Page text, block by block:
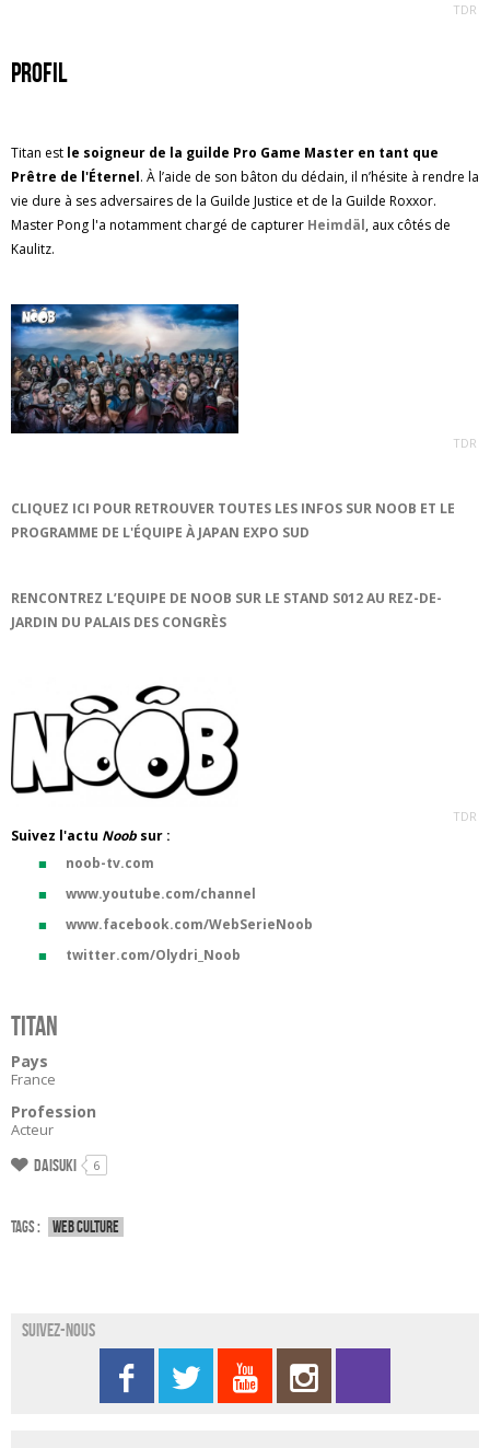
TDR
profil
Titan est le soigneur de la guilde Pro Game Master en tant que
Prêtre de l'Éternel. À l’aide de son bâton du dédain, il n’hésite à rendre la
vie dure à ses adversaires de la Guilde Justice et de la Guilde Roxxor.
Master Pong l'a notamment chargé de capturer Heimdäl, aux côtés de
Kaulitz.
TDR
CLIQUEZ ICI POUR RETROUVER TOUTES LES INFOS SUR NOOB ET LE
PROGRAMME DE L'ÉQUIPE À JAPAN EXPO SUD
RENCONTREZ L’EQUIPE DE NOOB SUR LE STAND S012 AU REZ-DE-
JARDIN DU PALAIS DES CONGRÈS
TDR
Suivez l'actu Noob sur :
noob-tv.com
www.youtube.com/channel
www.facebook.com/WebSerieNoob
twitter.com/Olydri_Noob
Titan
Pays
France
Profession
Acteur
Daisuki 6
Tags : Web culture
Suivez-nous